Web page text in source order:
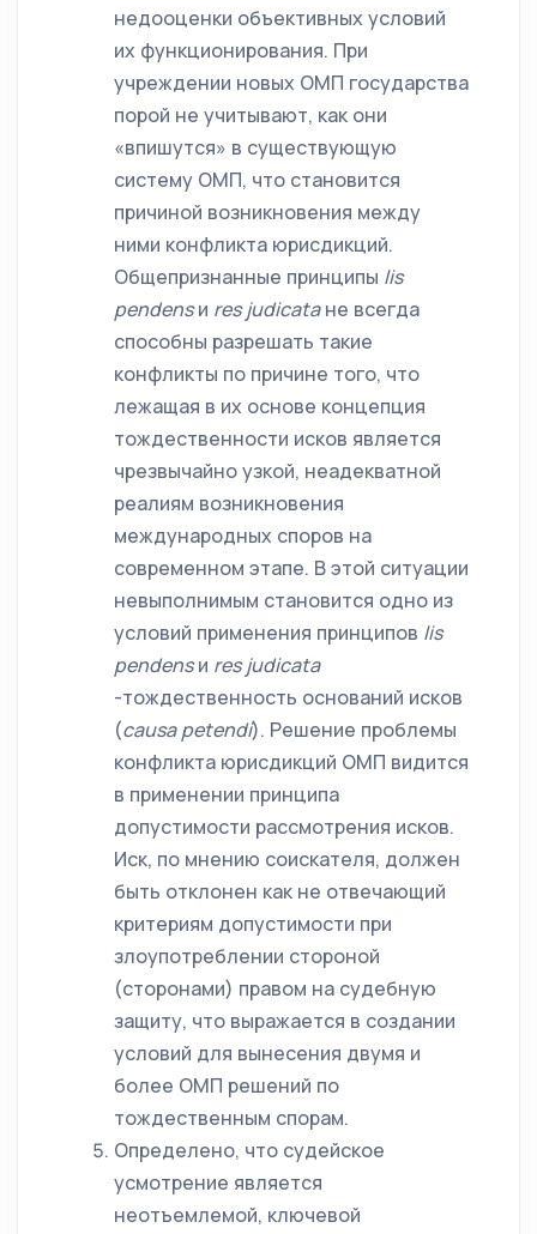
недооценки объективных условий
их функционирования. При
учреждении новых ОМП государства
порой не учитывают, как они
«впишутся» в существующую
систему ОМП, что становится
причиной возникновения между
ними конфликта юрисдикций.
Общепризнанные принципы lis
pendens и res judicata не всегда
способны разрешать такие
конфликты по причине того, что
лежащая в их основе концепция
тождественности исков является
чрезвычайно узкой, неадекватной
реалиям возникновения
международных споров на
современном этапе. В этой ситуации
невыполнимым становится одно из
условий применения принципов lis
pendens и res judicata
-тождественность оснований исков
(causa petendi). Решение проблемы
конфликта юрисдикций ОМП видится
в применении принципа
допустимости рассмотрения исков.
Иск, по мнению соискателя, должен
быть отклонен как не отвечающий
критериям допустимости при
злоупотреблении стороной
(сторонами) правом на судебную
защиту, что выражается в создании
условий для вынесения двумя и
более ОМП решений по
тождественным спорам.
Определено, что судейское
усмотрение является
неотъемлемой, ключевой